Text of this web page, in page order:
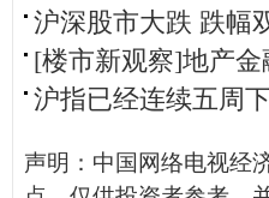
沪深股市大跌 跌幅
[楼市新观察]地产
沪指已经连续五周
声明：中国网络电视经